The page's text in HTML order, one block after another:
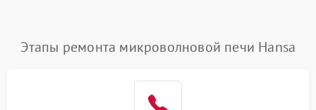
Подробнее →
Этапы ремонта микроволновой печи Hansa